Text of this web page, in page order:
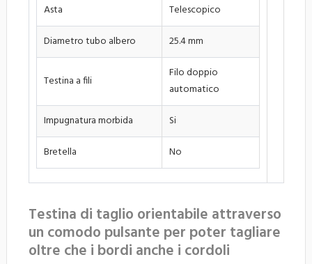
Asta
Telescopico
Diametro tubo albero
25.4 mm
Testina a fili
Filo doppio
automatico
Impugnatura morbida
Si
Bretella
No
Testina di taglio orientabile attraverso
un comodo pulsante per poter tagliare
oltre che i bordi anche i cordoli